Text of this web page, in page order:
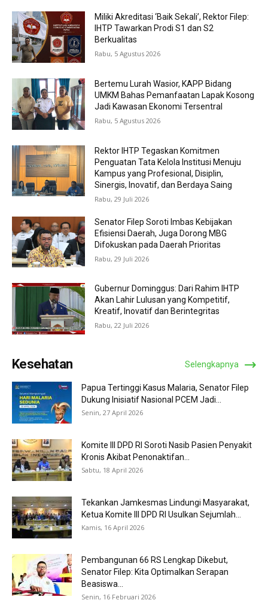
Miliki Akreditasi ‘Baik Sekali’, Rektor Filep:
IHTP Tawarkan Prodi S1 dan S2
Berkualitas
Rabu, 5 Agustus 2026
Bertemu Lurah Wasior, KAPP Bidang
UMKM Bahas Pemanfaatan Lapak Kosong
Jadi Kawasan Ekonomi Tersentral
Rabu, 5 Agustus 2026
Rektor IHTP Tegaskan Komitmen
Penguatan Tata Kelola Institusi Menuju
Kampus yang Profesional, Disiplin,
Sinergis, Inovatif, dan Berdaya Saing
Rabu, 29 Juli 2026
Senator Filep Soroti Imbas Kebijakan
Efisiensi Daerah, Juga Dorong MBG
Difokuskan pada Daerah Prioritas
Rabu, 29 Juli 2026
Gubernur Dominggus: Dari Rahim IHTP
Akan Lahir Lulusan yang Kompetitif,
Kreatif, Inovatif dan Berintegritas
Rabu, 22 Juli 2026
Kesehatan Selengkapnya
Papua Tertinggi Kasus Malaria, Senator Filep
Dukung Inisiatif Nasional PCEM Jadi...
Senin, 27 April 2026
Komite III DPD RI Soroti Nasib Pasien Penyakit
Kronis Akibat Penonaktifan...
Sabtu, 18 April 2026
Tekankan Jamkesmas Lindungi Masyarakat,
Ketua Komite III DPD RI Usulkan Sejumlah...
Kamis, 16 April 2026
Pembangunan 66 RS Lengkap Dikebut,
Senator Filep: Kita Optimalkan Serapan
Beasiswa...
Senin, 16 Februari 2026